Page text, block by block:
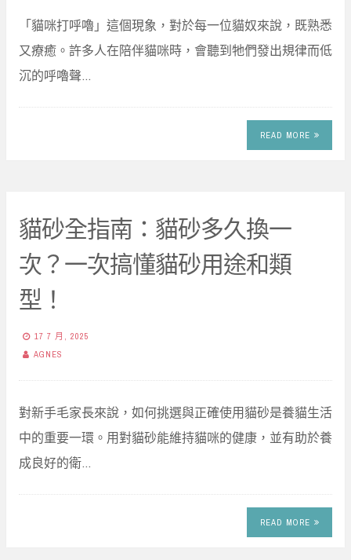
「貓咪打呼嚕」這個現象，對於每一位貓奴來說，既熟悉
又療癒。許多人在陪伴貓咪時，會聽到牠們發出規律而低
沉的呼嚕聲…
READ MORE
貓砂全指南：貓砂多久換一
次？一次搞懂貓砂用途和類
型！
17 7 月, 2025
AGNES
對新手毛家長來說，如何挑選與正確使用貓砂是養貓生活
中的重要一環。用對貓砂能維持貓咪的健康，並有助於養
成良好的衛…
READ MORE